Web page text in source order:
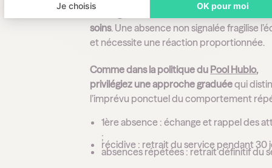
Je choisis OK pour moi
sur l’organisation du service et la
soins. Une absence non signalée fragilise
et nécessite une réaction proportionnée.
Comme dans la politique du Pool Hublo,
privilégiez une approche graduéequi
l’imprévu ponctuel du comportement
1ère absence : échange et rappel des
;
récidive : retrait du service pendant 30
absences répétées : retrait définitif du